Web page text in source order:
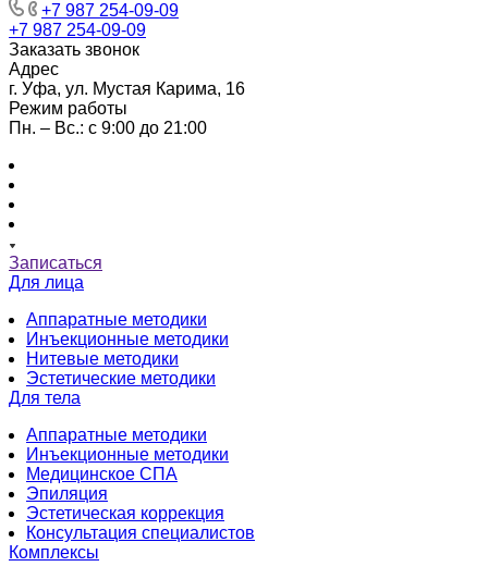
+7 987 254-09-09
+7 987 254-09-09
Заказать звонок
Адрес
г. Уфа, ул. Мустая Карима, 16
Режим работы
Пн. – Вс.: с 9:00 до 21:00
Записаться
Для лица
Аппаратные методики
Инъекционные методики
Нитевые методики
Эстетические методики
Для тела
Аппаратные методики
Инъекционные методики
Медицинское СПА
Эпиляция
Эстетическая коррекция
Консультация специалистов
Комплексы